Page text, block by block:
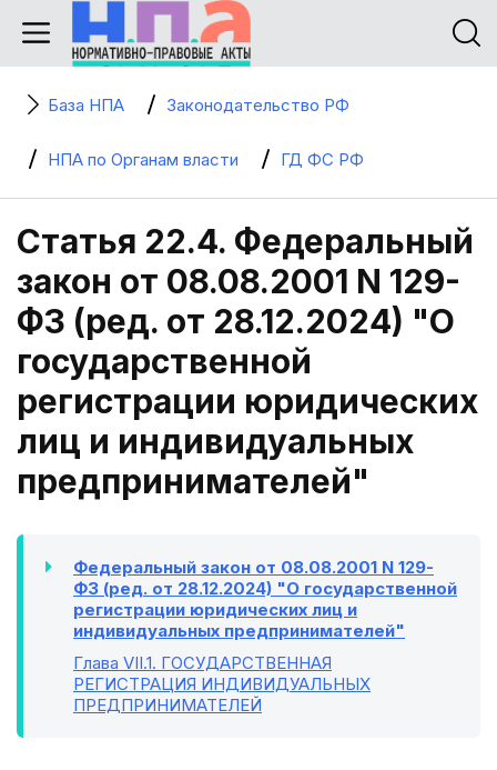
База НПА Законодательство РФ
НПА по Органам власти ГД ФС РФ
Статья 22.4. Федеральный
закон от 08.08.2001 N 129-
ФЗ (ред. от 28.12.2024) "О
государственной
регистрации юридических
лиц и индивидуальных
предпринимателей"
Федеральный закон от 08.08.2001 N 129-
ФЗ (ред. от 28.12.2024) "О государственной
регистрации юридических лиц и
индивидуальных предпринимателей"
Глава VII.1. ГОСУДАРСТВЕННАЯ
РЕГИСТРАЦИЯ ИНДИВИДУАЛЬНЫХ
ПРЕДПРИНИМАТЕЛЕЙ